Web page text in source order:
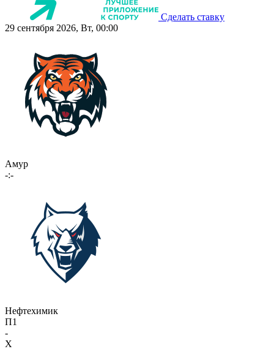
Сделать ставку
29 сентября 2026, Вт, 00:00
Амур
-:-
Нефтехимик
П1
-
X